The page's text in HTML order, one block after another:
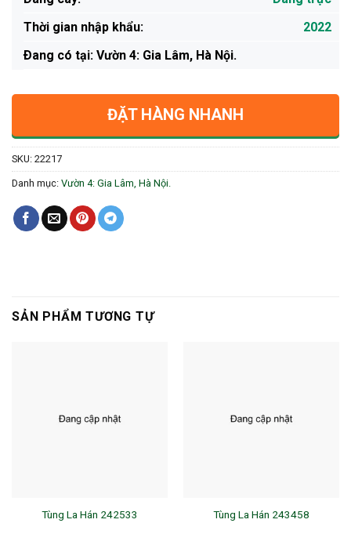
Thời gian nhập khẩu:
2022
Ðang có tại: Vườn 4: Gia Lâm, Hà Nội.
ĐẶT HÀNG NHANH
SKU: 22217
Danh mục: Vườn 4: Gia Lâm, Hà Nội.
SẢN PHẨM TƯƠNG TỰ
Tùng La Hán 242533 Tùng La Hán 243458